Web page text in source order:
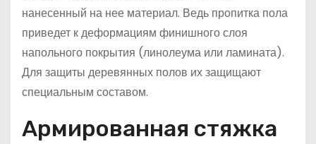
нанесенный на нее материал. Ведь пропитка пола
приведет к деформациям финишного слоя
напольного покрытия (линолеума или ламината).
Для защиты деревянных полов их защищают
специальным составом.
Армированная стяжка